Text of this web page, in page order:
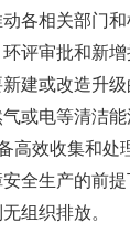
各相关部门
评审批和新
建或改造升
或电等清洁
高效收集和处
全生产的前
组织排放。